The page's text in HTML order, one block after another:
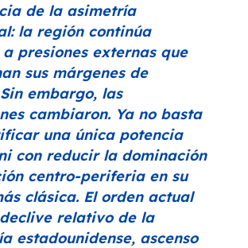
de la asimetría
la región continúa
presiones externas que
sus márgenes de
embargo, las
cambiaron. Ya no basta
una única potencia
con reducir la dominación
centro-periferia en su
clásica. El orden actual
relativo de la
estadounidense, ascenso